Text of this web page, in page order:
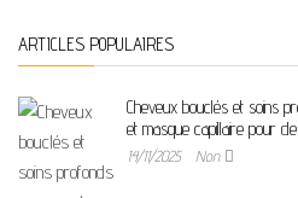
ARTICLES POPULAIRES
Cheveux bouclés et soins
et masque capillaire pour
14/11/2025 Non